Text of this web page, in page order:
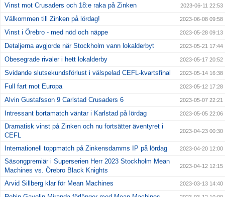
Vinst mot Crusaders och 18:e raka på Zinken 2023-06-11 22:53
Välkommen till Zinken på lördag! 2023-06-08 09:58
Vinst i Örebro - med nöd och näppe 2023-05-28 09:13
Detaljerna avgjorde när Stockholm vann lokalderbyt 2023-05-21 17:44
Obesegrade rivaler i hett lokalderby 2023-05-17 20:52
Svidande slutsekundsförlust i välspelad CEFL-kvartsfinal 2023-05-14 16:38
Full fart mot Europa 2023-05-12 17:28
Alvin Gustafsson 9 Carlstad Crusaders 6 2023-05-07 22:21
Intressant bortamatch väntar i Karlstad på lördag 2023-05-05 22:06
Dramatisk vinst på Zinken och nu fortsätter äventyret i
CEFL
2023-04-23 00:30
Internationell toppmatch på Zinkensdamms IP på lördag 2023-04-20 12:00
Säsongpremiär i Superserien Herr 2023 Stockholm Mean
Machines vs. Örebro Black Knights
2023-04-12 12:15
Arvid Sillberg klar för Mean Machines 2023-03-13 14:40